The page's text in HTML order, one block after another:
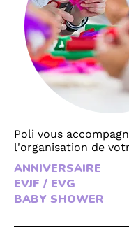
Poli vous
l'organisation de
ANNIVERSAIRE
EVJF / EVG
BABY SHOWER